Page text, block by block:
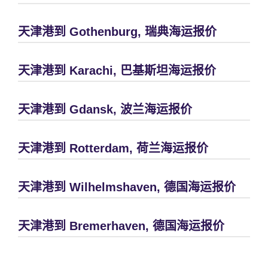
天津港到 Gothenburg, 瑞典海运报价
天津港到 Karachi, 巴基斯坦海运报价
天津港到 Gdansk, 波兰海运报价
天津港到 Rotterdam, 荷兰海运报价
天津港到 Wilhelmshaven, 德国海运报价
天津港到 Bremerhaven, 德国海运报价